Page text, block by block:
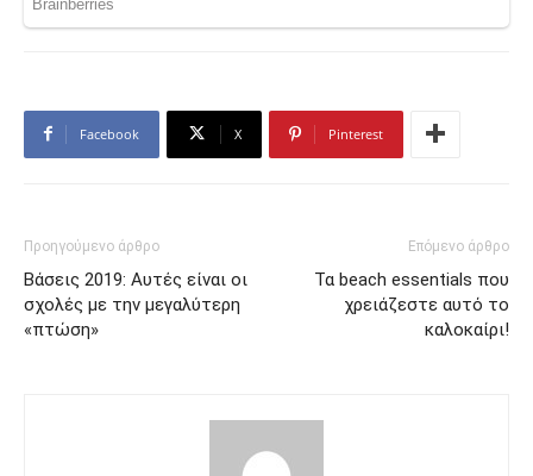
Facebook X Pinterest
Προηγούμενο άρθρο
Βάσεις 2019: Αυτές είναι οι
σχολές με την μεγαλύτερη
«πτώση»
Επόμενο άρθρο
Τα beach essentials που
χρειάζεστε αυτό το
καλοκαίρι!